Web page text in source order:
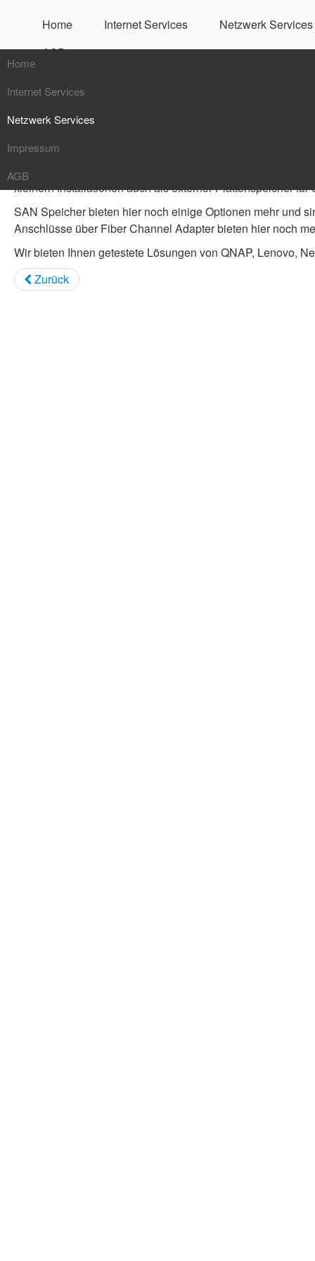
Home Internet Services
Netzwerk Services
AGB
NAS / SAN
NAS Speicher bieten ihnen die Möglichkeit in kleinen bis
NAS Speicher konnen von 1TB bis zu 64TB ihre Daten im
kleinern Installationen auch als externer Plattenspeicher für
SAN Speicher bieten hier noch einige Optionen mehr und
Anschlüsse über Fiber Channel Adapter bieten hier noch
Wir bieten Ihnen getestete Lösungen von QNAP, Lenovo,
Zurück
Home
Internet Services
Mailservice
Webservice
DNS Service
Kaspersky Service
Netzwerk Services
Netzwerküberwachung
NAS / SAN
VPN / Firewalls
Impressum
AGB